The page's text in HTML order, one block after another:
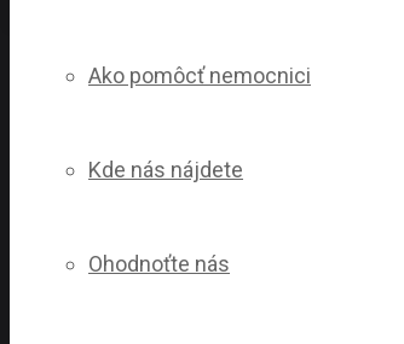
Ako pomôcť nemocnici
Kde nás nájdete
Ohodnoťte nás